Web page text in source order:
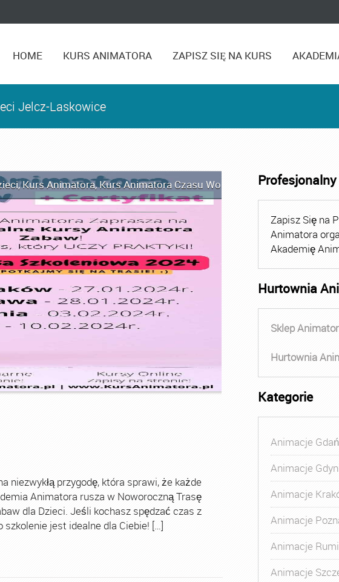
HOME KURS ANIMATORA ZAPISZ SIĘ NA KURS
Jelcz-Laskowice
,Kurs Animatora,Kurs Animatora Czasu Wolnego Kurs Animatora
niezwykłą przygodę, która sprawi, że każde
Animatora rusza w Noworoczną Trasę
dla Dzieci. Jeśli kochasz spędzać czas z
jest idealne dla Ciebie! […]
Zapisz Się na
Animatora
Akademię
Hurtownia
Sklep
Hurtownia
Kategorie
Animacje
Animacje
Animacje
Animacje
Animacje
Animacje